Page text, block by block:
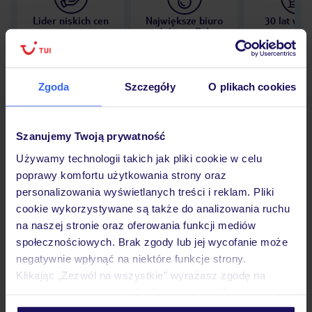
Zgoda Szczegóły O plikach cookies
Szanujemy Twoją prywatność
Używamy technologii takich jak pliki cookie w celu
poprawy komfortu użytkowania strony oraz
personalizowania wyświetlanych treści i reklam. Pliki
cookie wykorzystywane są także do analizowania ruchu
na naszej stronie oraz oferowania funkcji mediów
społecznościowych. Brak zgody lub jej wycofanie może
negatywnie wpłynąć na niektóre funkcje strony.
Klikając „Zezwól na wszystkie” wyrażasz zgodę na
personalizować swój wybór wchodząc w zakładkę
Lider niskich cen
Największe biuro
podróży w Polsce
30 lat w
Opinie
Pokoje
Wyżywienie